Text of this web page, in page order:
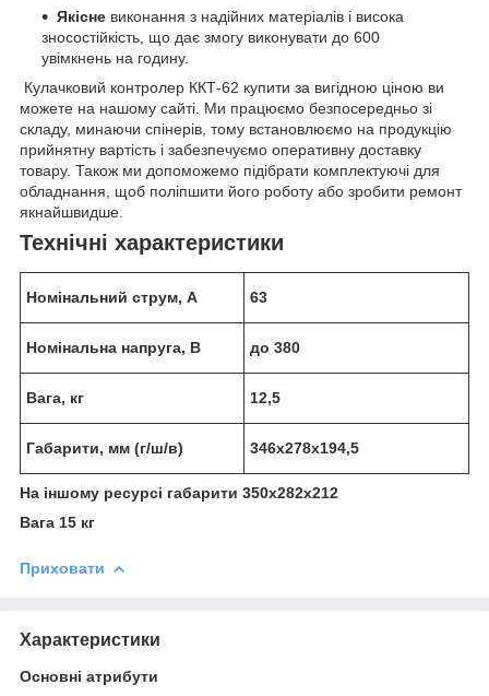
Якісне виконання з надійних матеріалів і висока
зносостійкість, що дає змогу виконувати до 600
увімкнень на годину.
Кулачковий контролер ККТ-62 купити за вигідною ціною ви
можете на нашому сайті. Ми працюємо безпосередньо зі
складу, минаючи спінерів, тому встановлюємо на продукцію
прийнятну вартість і забезпечуємо оперативну доставку
товару. Також ми допоможемо підібрати комплектуючі для
обладнання, щоб поліпшити його роботу або зробити ремонт
якнайшвидше.
Технічні характеристики
Номінальний струм, А 63
Номінальна напруга, В до 380
Вага, кг 12,5
Габарити, мм (г/ш/в) 346х278х194,5
На іншому ресурсі габарити 350х282х212
Вага 15 кг
Приховати
Характеристики
Основні атрибути